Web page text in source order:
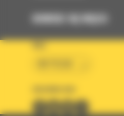
DOWIEDZ SIĘ WIĘCEJ
KRAJ